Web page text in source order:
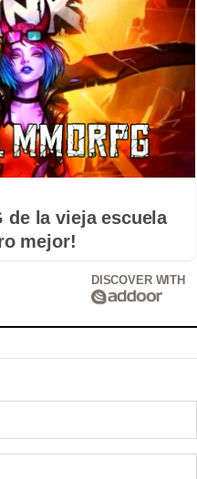
de la vieja escuela
mejor!
DISCOVER WITH